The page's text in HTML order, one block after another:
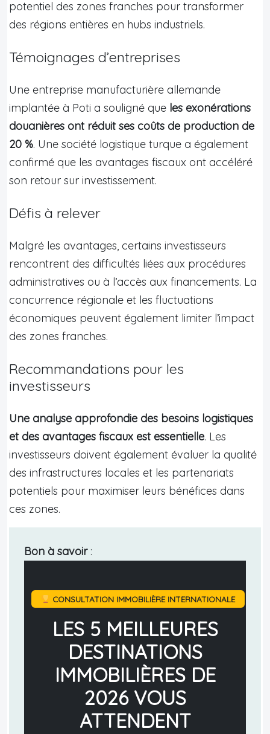
potentiel des zones franches pour transformer
des régions entières en hubs industriels.
Témoignages d’entreprises
Une entreprise manufacturière allemande
implantée à Poti a souligné que les exonérations
douanières ont réduit ses coûts de production de
20 %. Une société logistique turque a également
confirmé que les avantages fiscaux ont accéléré
son retour sur investissement.
Défis à relever
Malgré les avantages, certains investisseurs
rencontrent des difficultés liées aux procédures
administratives ou à l’accès aux financements. La
concurrence régionale et les fluctuations
économiques peuvent également limiter l’impact
des zones franches.
Recommandations pour les
investisseurs
Une analyse approfondie des besoins logistiques
et des avantages fiscaux est essentielle. Les
investisseurs doivent également évaluer la qualité
des infrastructures locales et les partenariats
potentiels pour maximiser leurs bénéfices dans
ces zones.
Bon à savoir:
CONSULTATION IMMOBILIÈRE INTERNATIONALE
LES 5 MEILLEURES
DESTINATIONS
IMMOBILIÈRES DE
2026 VOUS
ATTENDENT